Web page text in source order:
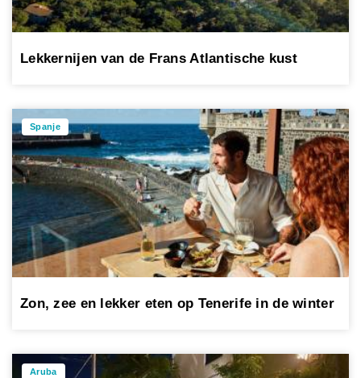
Lekkernijen van de Frans Atlantische kust
Spanje
Zon, zee en lekker eten op Tenerife in de winter
Aruba